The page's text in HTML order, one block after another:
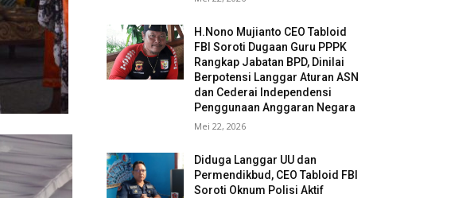
H.Nono Mujianto CEO Tabloid
FBI Soroti Dugaan Guru PPPK
Rangkap Jabatan BPD, Dinilai
Berpotensi Langgar Aturan ASN
dan Cederai Independensi
Penggunaan Anggaran Negara
Mei 22, 2026
Diduga Langgar UU dan
Permendikbud, CEO Tabloid FBI
Soroti Oknum Polisi Aktif